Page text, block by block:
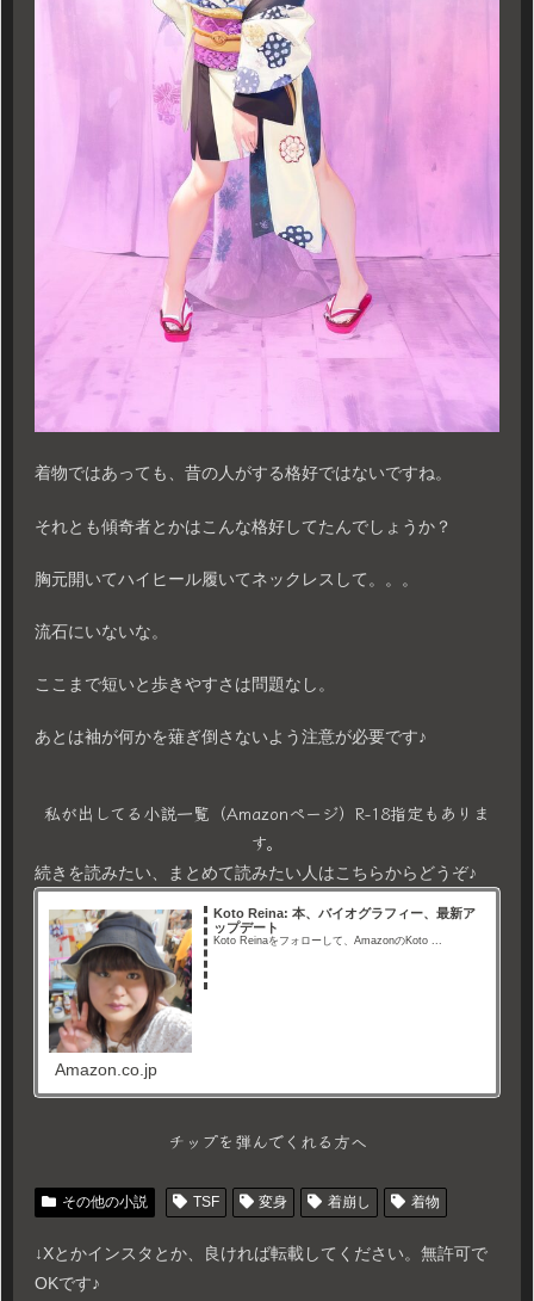
着物ではあっても、昔の人がする格好ではないですね。
それとも傾奇者とかはこんな格好してたんでしょうか？
胸元開いてハイヒール履いてネックレスして。。。
流石にいないな。
ここまで短いと歩きやすさは問題なし。
あとは袖が何かを薙ぎ倒さないよう注意が必要です♪
私が出してる小説一覧（Amazonページ）R-18指定もありま
す。
続きを読みたい、まとめて読みたい人はこちらからどうぞ♪
Koto Reina: 本、バイオグラフィー、最新ア
ップデート
Koto Reinaをフォローして、AmazonのKoto ...
Amazon.co.jp
チップを弾んでくれる方へ
その他の小説 TSF 変身 着崩し 着物
↓Xとかインスタとか、良ければ転載してください。無許可で
OKです♪